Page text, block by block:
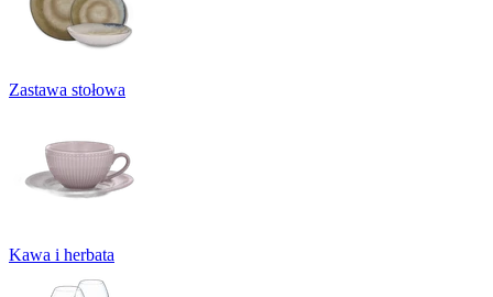
Zastawa stołowa
Kawa i herbata